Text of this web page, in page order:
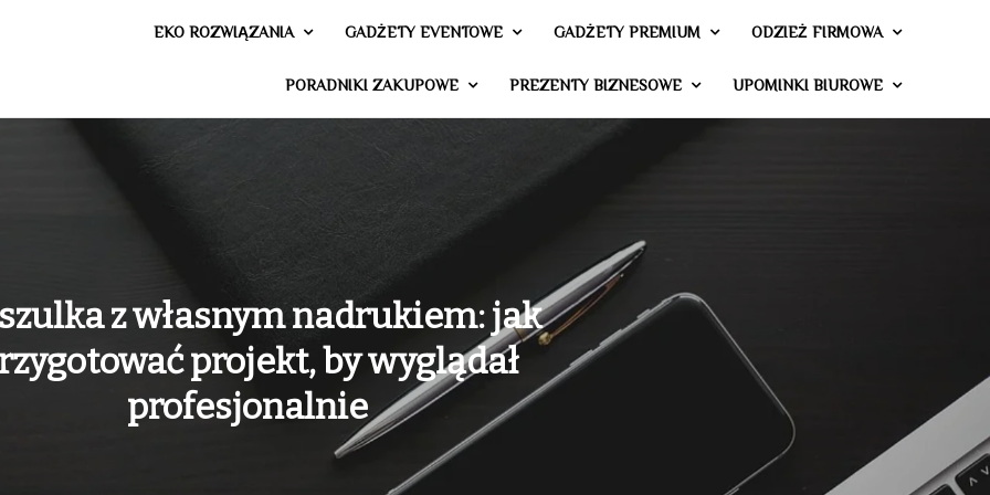
EKO ROZWIĄZANIA GADŻETY EVENTOWE GADŻETY PREMIUM ODZIEŻ FIRMOWA
PORADNIKI ZAKUPOWE PREZENTY BIZNESOWE UPOMINKI BIUROWE
z własnym nadrukiem: jak
projekt, by wyglądał
profesjonalnie